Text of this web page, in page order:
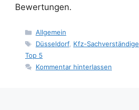
Bewertungen.
Kategorien
Allgemein
Schlagwörter
Düsseldorf, Kfz-Sachverständige
Top 5
Kommentar hinterlassen